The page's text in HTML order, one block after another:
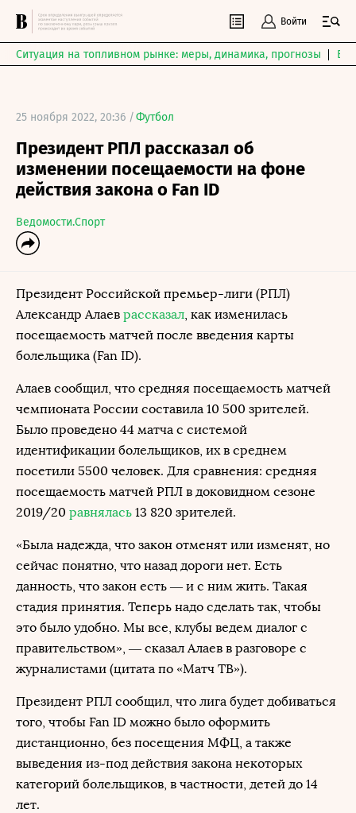
Войти
Ситуация на топливном рынке: меры, динамика, прогнозы
25 ноября 2022, 20:36 /Футбол
Президент РПЛ рассказал об
изменении посещаемости на фоне
действия закона о Fan ID
Ведомости.Спорт
Президент Российской премьер-лиги (РПЛ)
Александр Алаев рассказал, как изменилась
посещаемость матчей после введения карты
болельщика (Fan ID).
Алаев сообщил, что средняя посещаемость матчей
чемпионата России составила 10 500 зрителей.
Было проведено 44 матча с системой
идентификации болельщиков, их в среднем
посетили 5500 человек. Для сравнения: средняя
посещаемость матчей РПЛ в доковидном сезоне
2019/20 равнялась 13 820 зрителей.
«Была надежда, что закон отменят или изменят, но
сейчас понятно, что назад дороги нет. Есть
данность, что закон есть — и с ним жить. Такая
стадия принятия. Теперь надо сделать так, чтобы
это было удобно. Мы все, клубы ведем диалог с
правительством», — сказал Алаев в разговоре с
журналистами (цитата по «Матч ТВ»).
Президент РПЛ сообщил, что лига будет добиваться
того, чтобы Fan ID можно было оформить
дистанционно, без посещения МФЦ, а также
выведения из-под действия закона некоторых
категорий болельщиков, в частности, детей до 14
лет.